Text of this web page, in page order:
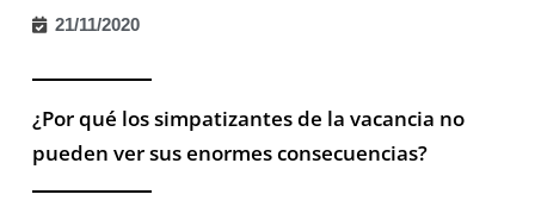
21/11/2020
¿Por qué los simpatizantes de la vacancia no
pueden ver sus enormes consecuencias?